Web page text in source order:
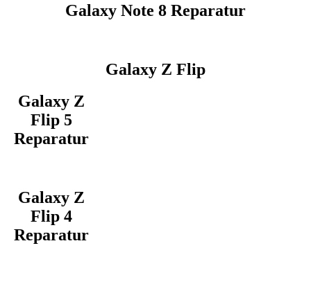
Galaxy Note 8 Reparatur
Galaxy Z Flip
Galaxy Z
Flip 5
Reparatur
Galaxy Z
Flip 4
Reparatur